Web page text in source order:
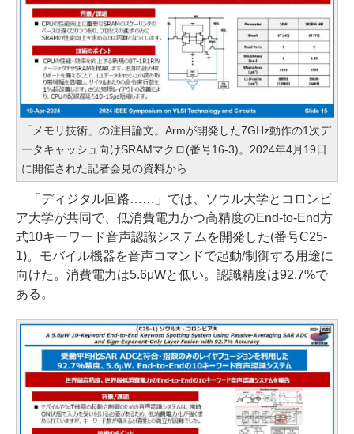
「メモリ技術」の注目論文。Armが開発した7GHz動作の1次デ
ータキャッシュ向けSRAMマクロ(番号16-3)。2024年4月19日
に開催された記者会見の資料から
「ディジタル回路……」では、ソウル大学とコロンビ
ア大学が共同で、低消費電力かつ高精度のEnd-to-End方
式10キーワード音声認識システムを開発した(番号C25-
1)。モバイル機器を音声コマンドで起動/制御する用途に
向けた。消費電力は5.6μWと低い。認識精度は92.7%で
ある。